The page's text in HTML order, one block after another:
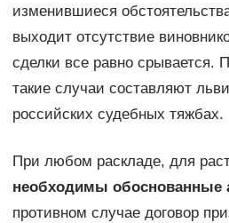
изменившиеся
выходит отсутствие
сделки все равно срывается.
такие случаи составляют
российских судебных тяжбах.
При любом раскладе, для
необходимы обоснованные
противном случае договор